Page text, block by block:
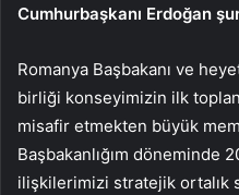
Cumhurbaşkanı Erdoğan
Romanya Başbakanı ve
birliği konseyimizin ilk
misafir etmekten büyük
Başbakanlığım döneminde
ilişkilerimizi stratejik ortalık